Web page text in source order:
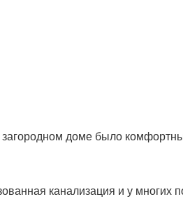
загородном доме было
канализация и у многих